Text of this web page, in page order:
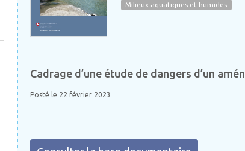
Milieux aquatiques et humides
Cadrage d’une étude de dangers d’un
Posté le 22 février 2023